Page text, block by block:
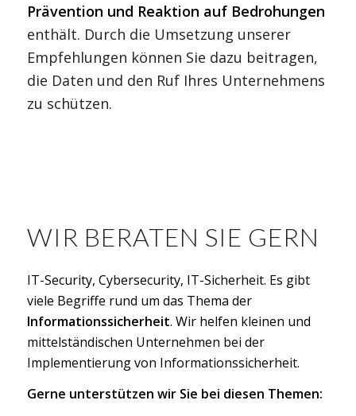
Prävention und Reaktion auf Bedrohungen
enthält. Durch die Umsetzung unserer
Empfehlungen können Sie dazu beitragen,
die Daten und den Ruf Ihres Unternehmens
zu schützen.
WIR BERATEN SIE GERN
IT-Security, Cybersecurity, IT-Sicherheit. Es gibt
viele Begriffe rund um das Thema der
Informationssicherheit. Wir helfen kleinen und
mittelständischen Unternehmen bei der
Implementierung von Informationssicherheit.
Gerne unterstützen wir Sie bei diesen Themen: